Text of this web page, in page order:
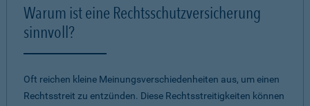
Warum ist eine Rechtsschutzversicherung
sinnvoll?
Oft reichen kleine Meinungsverschiedenheiten aus, um einen
Rechtsstreit zu entzünden. Diese Rechtsstreitigkeiten können